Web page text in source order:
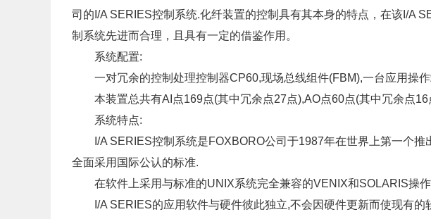
司的I/A SERIES控制系统.化纤装置的控制具有其本身的特点，在该I/A
制系统先进而合理，且具有一定的借鉴作用。
系统配置:
一对冗余的控制处理控制器CP60,现场总线组件(FBM),一台应用操
本装置总共有AI点169点(其中冗余点27点),AO点60点(其中冗余点16
系统特点:
I/A SERIES控制系统是FOXBORO公司于1987年在世界上第一个推
全面采用国际公认的标准.
在软件上采用与标准的UNIX系统完全兼容的VENIX和SOLARIS操
I/A SERIES的应用软件与硬件彼此独立,不会因硬件更新而使现有的